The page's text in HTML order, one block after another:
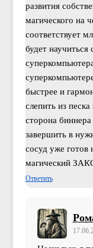
развития
магического на
соответствует
будет научиться
быстрее и
слепить из
сторона
завершить в
сосуд уже готов
магический
Ответить